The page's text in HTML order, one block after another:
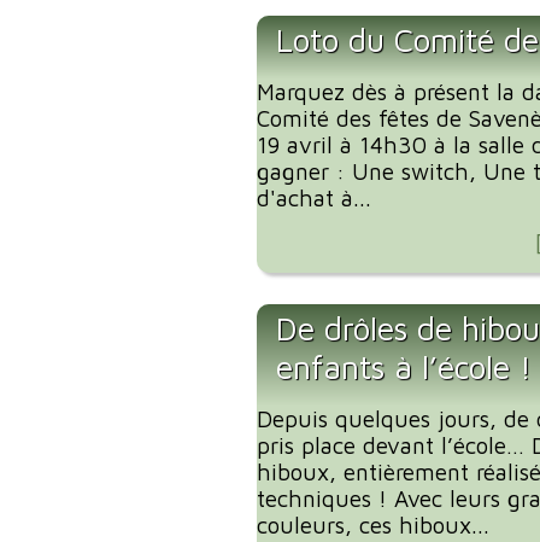
Loto du Comité
Marquez dès à présent la
Comité des fêtes de
19 avril à 14h30 à la salle
gagner : Une switch, Une
d'achat à...
De drôles de
enfants à l’école !
Depuis quelques jours, de
pris place devant l’école…
hiboux, entièrement
techniques ! Avec leurs
couleurs, ces hiboux...